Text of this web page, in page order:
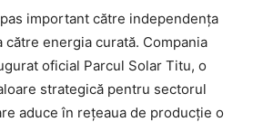
important către independența
energia curată. Compania
oficial Parcul Solar Titu, o
strategică pentru sectorul
aduce în rețeaua de producție o